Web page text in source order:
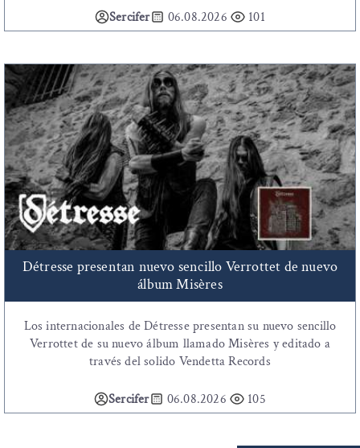
Sercifer 06.08.2026 101
Détresse presentan nuevo sencillo Verrottet de nuevo
álbum Misères
Los internacionales de Détresse presentan su nuevo sencillo
Verrottet de su nuevo álbum llamado Misères y editado a
través del solido Vendetta Records
Sercifer 06.08.2026 105